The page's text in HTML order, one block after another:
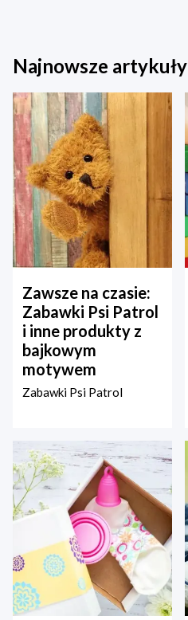
Najnowsze artykuły
Zawsze na czasie:
Zabawki Psi Patrol
i inne produkty z
bajkowym
motywem
Zabawki Psi Patrol